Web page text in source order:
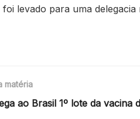
levado para uma
matéria
ao Brasil 1º lote da vacina